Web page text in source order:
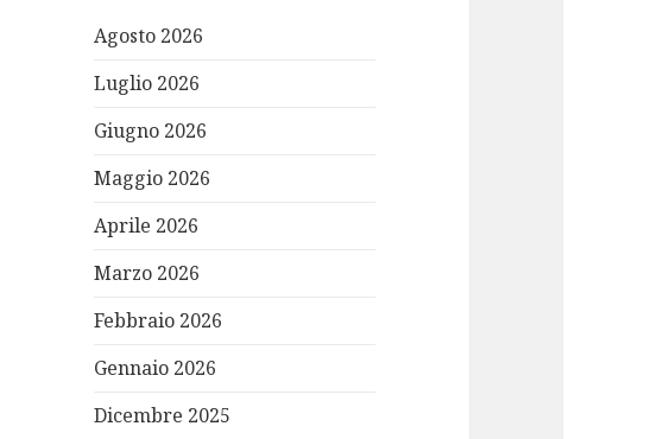
Agosto 2026
Luglio 2026
Giugno 2026
Maggio 2026
Aprile 2026
Marzo 2026
Febbraio 2026
Gennaio 2026
Dicembre 2025